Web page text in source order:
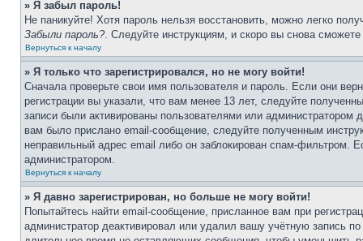
» Я забыл пароль!
Не паникуйте! Хотя пароль нельзя восстановить, можно легко
Забыли пароль?. Следуйте инструкциям, и скоро вы снова
Вернуться к началу
» Я только что зарегистрировался, но не могу войти!
Сначала проверьте свои имя пользователя и пароль. Если они
регистрации вы указали, что вам менее 13 лет, следуйте
записи были активированы пользователями или
вам было прислано email-сообщение, следуйте полученным
неправильный адрес email либо он заблокирован спам-фильтром.
администратором.
Вернуться к началу
» Я давно зарегистрирован, но больше не могу войти!
Попытайтесь найти email-сообщение, присланное вам при
администратор деактивировал или удалил вашу учётную запись